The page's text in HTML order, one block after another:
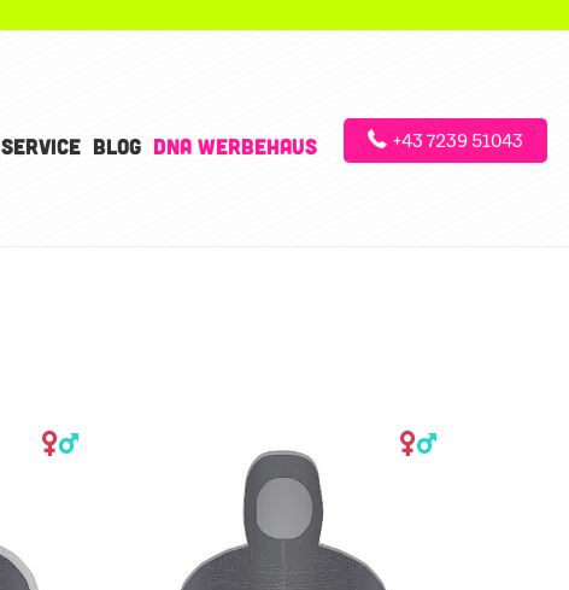
+43 7239 51043
SERVICE BLOG DNA WERBEHAUS